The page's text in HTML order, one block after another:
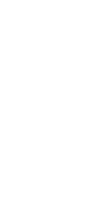
this...